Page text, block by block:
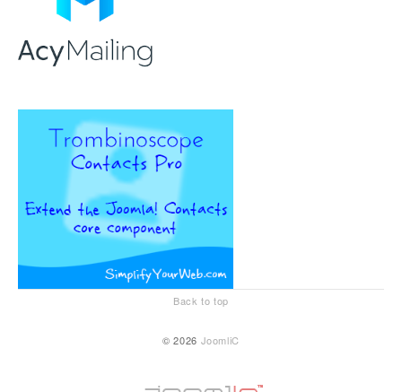
Back to top
© 2026 JoomliC